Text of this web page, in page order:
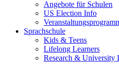
Angebote für Schulen
US Election Info
Sprachschule
Kids & Teens
Lifelong Learners
Research & University